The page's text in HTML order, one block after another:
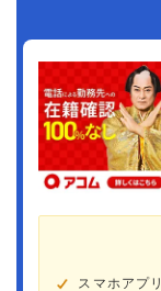
スマホアプリ